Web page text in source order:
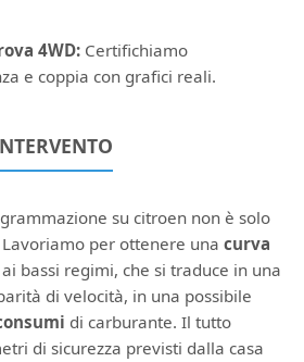
4WD: Certifichiamo
e coppia con grafici reali.
su citroen non è solo
per ottenere una curva
ai bassi regimi, che si traduce in una
di velocità, in una possibile
di carburante. Il tutto
di sicurezza previsti dalla casa